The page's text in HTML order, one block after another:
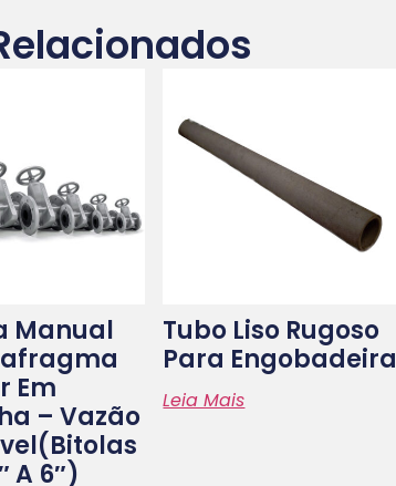
Manual
Em
– Vazão
A 6″)
Tubo Liso Rugoso
Para Engobadeira
Leia Mais